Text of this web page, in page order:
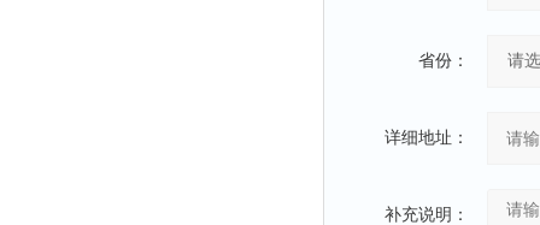
省份：
详细地址：
补充说明：